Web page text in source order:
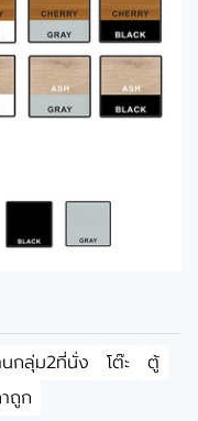
นกลุ่ม2ที่นั่ง โต๊ะ
ตู้
ถูก